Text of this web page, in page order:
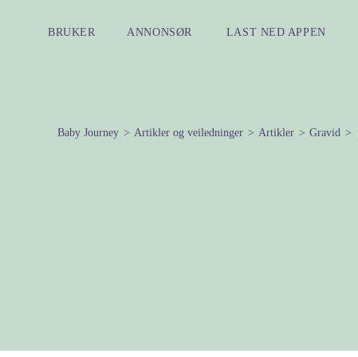
BRUKER ANNONSØR LAST NED APPEN
Baby Journey Artikler og veiledninger Artikler Gravid